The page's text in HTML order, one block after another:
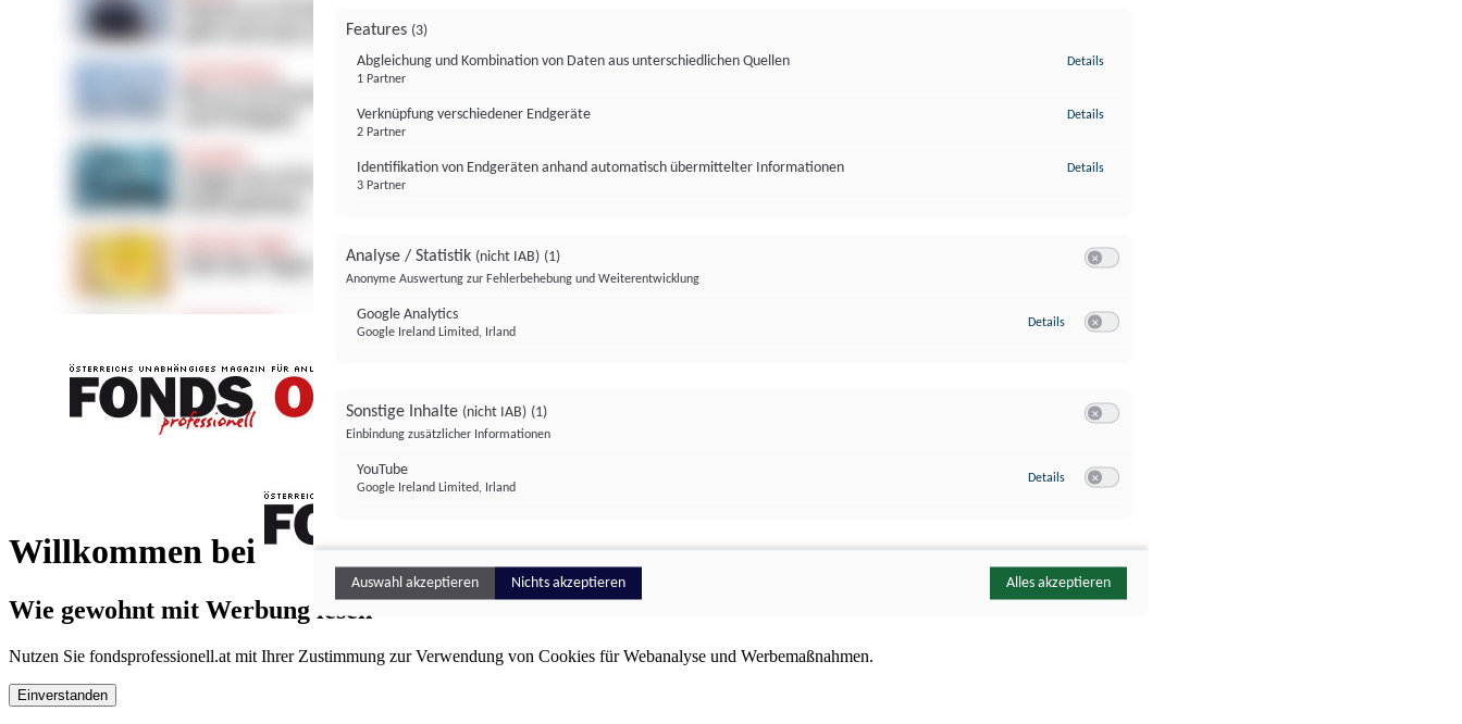
Willkommen bei
FONDS professionell
Wie gewohnt mit Werbung lesen
Nutzen Sie fondsprofessionell.at mit Ihrer Zustimmung zur Verwendung von Cookies für Webanalyse und Werbemaßnahmen.
Einverstanden
Features (3)
Abgleichung und Kombination von Daten aus unterschiedlichen Quellen
1 Partner
Details
Verknüpfung verschiedener Endgeräte
2 Partner
Details
Identifikation von Endgeräten anhand automatisch übermittelter Informationen
3 Partner
Details
Analyse / Statistik (nicht IAB) (1)
Anonyme Auswertung zur Fehlerbehebung und Weiterentwicklung
Google Analytics
Google Ireland Limited, Irland
Details zu Google Analytics
Sonstige Inhalte (nicht IAB) (1)
Einbindung zusätzlicher Informationen
YouTube
Google Ireland Limited, Irland
Details zu YouTube
Auswahl akzeptieren Nichts akzeptieren Alles akzeptieren